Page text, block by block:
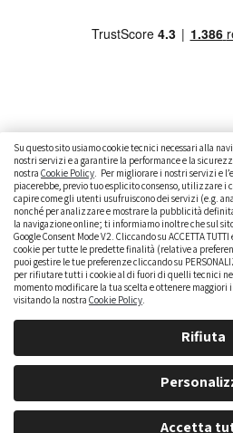
Su questo sito usiamo cookie tecnici necessari alla
nostri servizi e a garantire la performance e la
nostra Cookie Policy. Per migliorare i nostri servizi e
piacerebbe, previo tuo esplicito consenso, utilizzare i
capire come gli utenti usufruiscono dei servizi (e.g.
nonché per analizzare e mostrare la pubblicità
la navigazione online; ti informiamo inoltre che sul
Google Consent Mode V2. Cliccando su ACCETTA
cookie per tutte le predette finalità (relative a
puoi gestire le tue preferenze cliccando su
per rifiutare tutti i cookie al di fuori di quelli tecnici
momento modificare la tua scelta e ottenere
visitando la nostra Cookie Policy.
Rifiuta
Accetta
CAMBIARE AUTO
GUIDE PRATICHE
DICE LA LEGGE
brumbrum S.p.A. - Partita IVA: IT 09323210964 - Numero
218,547,65 i.v.rn |Privacy